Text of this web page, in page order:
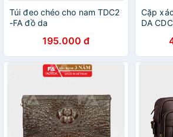
Túi đeo chéo cho nam TDC2
-FA đồ da
195.000 đ
Cặp
DA